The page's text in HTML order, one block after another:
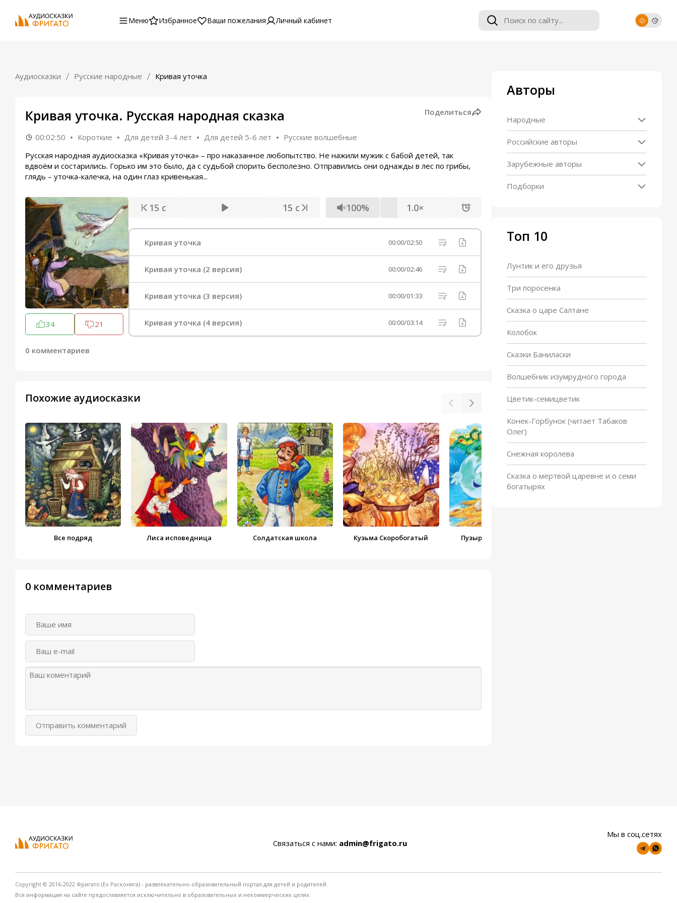
Меню Избранное Ваши пожелания Личный кабинет
Аудиосказки Русские народные Кривая уточка
Кривая уточка. Русская народная сказка Поделиться
00:02:50 Короткие Для детей 3-4 лет Для детей 5-6 лет
Русские волшебные
Русская народная аудиосказка «Кривая уточка» – про наказанное любопытство. Не нажили мужик с бабой детей, так
вдвоём и состарились. Горько им это было, да с судьбой спорить бесполезно. Отправились они однажды в лес по грибы,
глядь – уточка-калечка, на один глаз кривенькая...
34 21
0 комментариев
15 с 15 с 100% 1.0×
Кривая уточка 00:00/02:50
Кривая уточка (2 версия) 00:00/02:46
Кривая уточка (3 версия) 00:00/01:33
Кривая уточка (4 версия) 00:00/03:14
Похожие аудиосказки
Все подряд Лиса исповедница Солдатская школа Кузьма Скоробогатый
Пузырь, соломинка и
0 комментариев
Отправить комментарий
Авторы
Народные
Российские авторы
Зарубежные авторы
Подборки
Топ 10
Лунтик и его друзья
Три поросенка
Сказка о царе Салтане
Колобок
Сказки Баниласки
Волшебник изумрудного города
Цветик-семицветик
Конек-Горбунок (читает Табаков
Олег)
Снежная королева
Сказка о мёртвой царевне и о семи
богатырях
Связаться с нами: admin@frigato.ru
Мы в соц.сетях
Copyright © 2016-2022 Фригато (Ex Расконяга) - развлекательно-образовательный портал для детей и родителей.
Вся информация на сайте предоставляется исключительно в образовательных и некоммерческих целях.